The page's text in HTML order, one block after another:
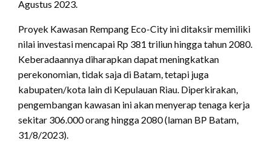
Agustus 2023.
Proyek Kawasan Rempang Eco-City ini ditaksir memiliki
nilai investasi mencapai Rp 381 triliun hingga tahun 2080.
Keberadaannya diharapkan dapat meningkatkan
perekonomian, tidak saja di Batam, tetapi juga
kabupaten/kota lain di Kepulauan Riau. Diperkirakan,
pengembangan kawasan ini akan menyerap tenaga kerja
sekitar 306.000 orang hingga 2080 (laman BP Batam,
31/8/2023).